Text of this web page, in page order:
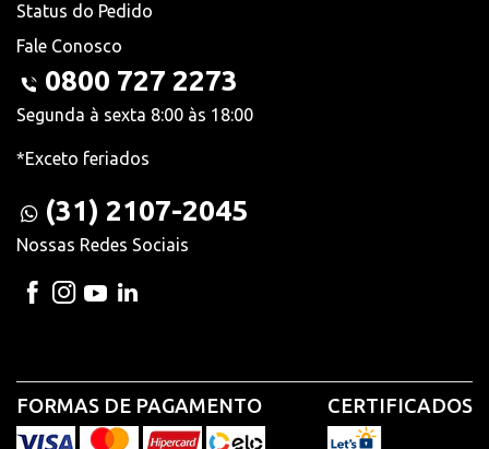
Status do Pedido
Fale Conosco
0800 727 2273
Segunda à sexta 8:00 às 18:00
*Exceto feriados
(31) 2107-2045
Nossas Redes Sociais
FORMAS DE PAGAMENTO CERTIFICADOS